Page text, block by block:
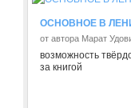
ОСНОВНОЕ В
от автора Марат
возможность
за книгой